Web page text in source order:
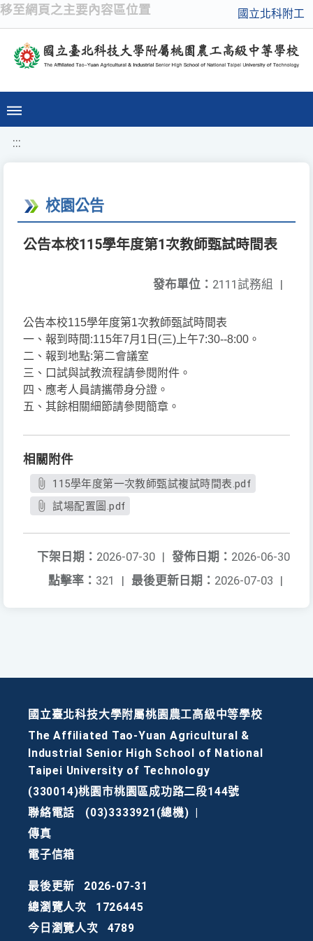
移至網頁之主要內容區位置 國立北科附工
:::
校園公告
公告本校115學年度第1次教師甄試時間表
發布單位： 2111試務組 |
公告本校115學年度第1次教師甄試時間表
一、報到時間:115年7月1日(三)上午7:30--8:00。
二、報到地點:第二會議室
三、口試與試教流程請參閱附件。
四、應考人員請攜帶身分證。
五、其餘相關細節請參閱簡章。
相關附件
115學年度第一次教師甄試複試時間表.pdf
試場配置圖.pdf
發佈日期： 2026-06-30
下架日期： 2026-07-30 |
最後更新日期： 2026-07-03 |
點擊率： 321 |
國立臺北科技大學附屬桃園農工高級中等學校
The Affiliated Tao-Yuan Agricultural &
Industrial Senior High School of National
Taipei University of Technology
(330014)桃園市桃園區成功路二段144號
聯絡電話
(03)3333921(總機)
傳真
電子信箱
最後更新
2026-07-31
總瀏覽人次
1726445
今日瀏覽人次
4789